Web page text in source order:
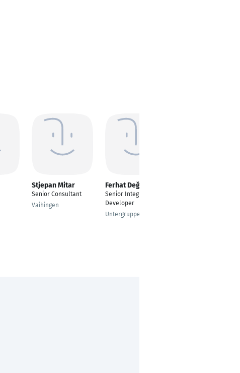
Stjepan Mitar
Senior Consultant
Vaihingen
Ferhat Değirmenci
Senior Integration
Developer
Untergruppenbach